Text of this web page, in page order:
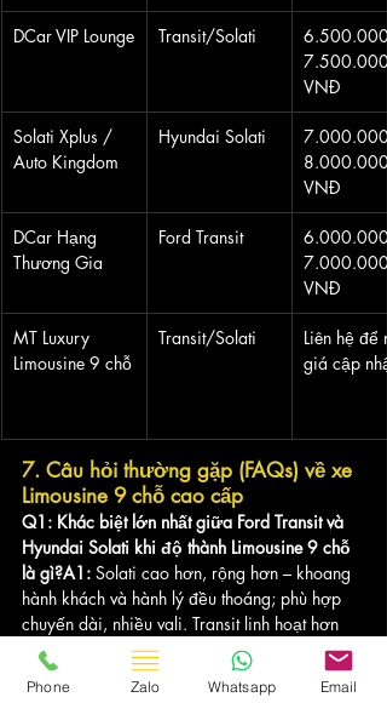
DCar VIP Lounge Transit/Solati
6.500.000
7.500.000
VNĐ
Solati Xplus /
Auto Kingdom
Hyundai Solati
7.000.000
8.000.000
VNĐ
DCar Hạng
Thương Gia
Ford Transit
6.000.000
7.000.000
VNĐ
MT Luxury
Limousine 9 chỗ
Transit/Solati
Liên hệ để
giá cập nhật
7. Câu hỏi thường gặp (FAQs) về xe
Limousine 9 chỗ cao cấp
Q1: Khác biệt lớn nhất giữa Ford Transit và
Hyundai Solati khi độ thành Limousine 9 chỗ
là gì?A1: Solati cao hơn, rộng hơn – khoang
hành khách và hành lý đều thoáng; phù hợp
chuyến dài, nhiều vali. Transit linh hoạt hơn
khi đi phố, chi phí vận hành thường mềm hơn.
Phone Zalo Whatsapp Email